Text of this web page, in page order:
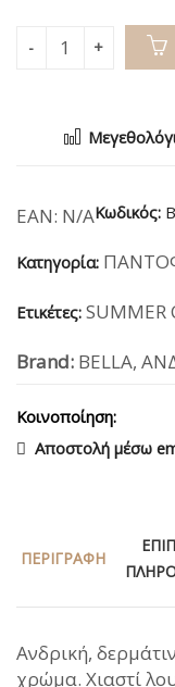
EAN: N/AΚωδικός:
Κατηγορία:
Ετικέτες: SUMMER
Brand: BELLA,
Κοινοποίηση:
Αποστολή μέσω
ΠΕΡΙΓΡΑΦΉ
Ανδρική,
χρώμα. Χιαστί